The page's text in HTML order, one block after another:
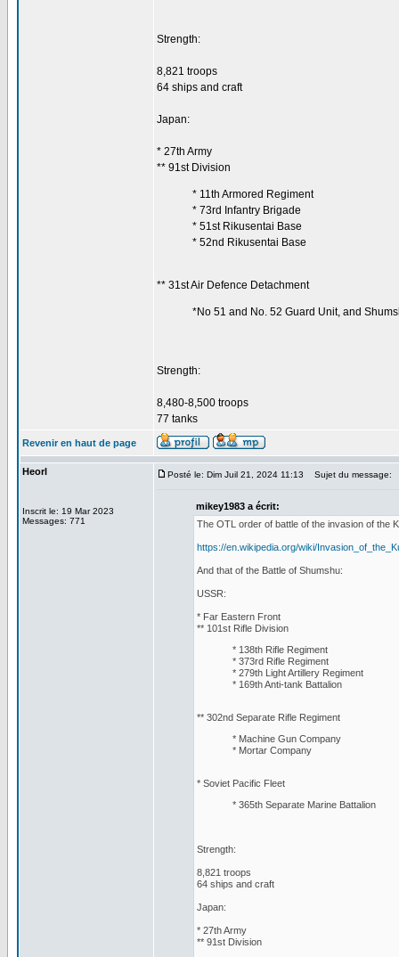
Strength:
8,821 troops
64 ships and craft
Japan:
* 27th Army
** 91st Division
* 11th Armored Regiment
* 73rd Infantry Brigade
* 51st Rikusentai Base
* 52nd Rikusentai Base
** 31st Air Defence Detachment
*No 51 and No. 52 Guard Unit, and
Strength:
8,480-8,500 troops
77 tanks
Revenir en haut de page
Heorl
Inscrit le: 19 Mar 2023
Messages: 771
Posté le: Dim Juil 21, 2024 11:13 Sujet du message:
mikey1983 a écrit:
The OTL order of battle of the invasion of the
https://en.wikipedia.org/wiki/
And that of the Battle of Shumshu:
USSR:
* Far Eastern Front
** 101st Rifle Division
* 138th Rifle Regiment
* 373rd Rifle Regiment
* 279th Light Artillery Regiment
* 169th Anti-tank Battalion
** 302nd Separate Rifle Regiment
* Machine Gun Company
* Mortar Company
* Soviet Pacific Fleet
* 365th Separate Marine Battalion
Strength:
8,821 troops
64 ships and craft
Japan:
* 27th Army
** 91st Division